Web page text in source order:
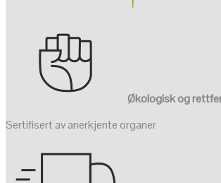
Økologisk og
Sertifisert av anerkjente organer